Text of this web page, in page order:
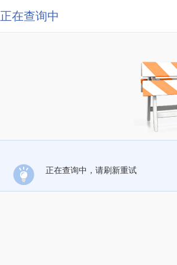
正在查询中
正在查询中，请刷新重试